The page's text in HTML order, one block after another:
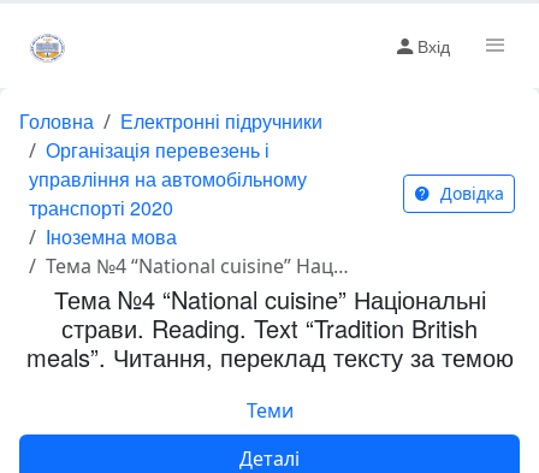
Вхід
Головна
Електронні підручники
Організація перевезень і
управління на автомобільному
транспорті 2020
Іноземна мова
Тема №4 “National cuisine” Національні страви. Reading. Text “Tradition British meals”. Читання, переклад тексту за темою
Довідка
Тема №4 “National cuisine” Національні
страви. Reading. Text “Tradition British
meals”. Читання, переклад тексту за темою
Теми
Деталі